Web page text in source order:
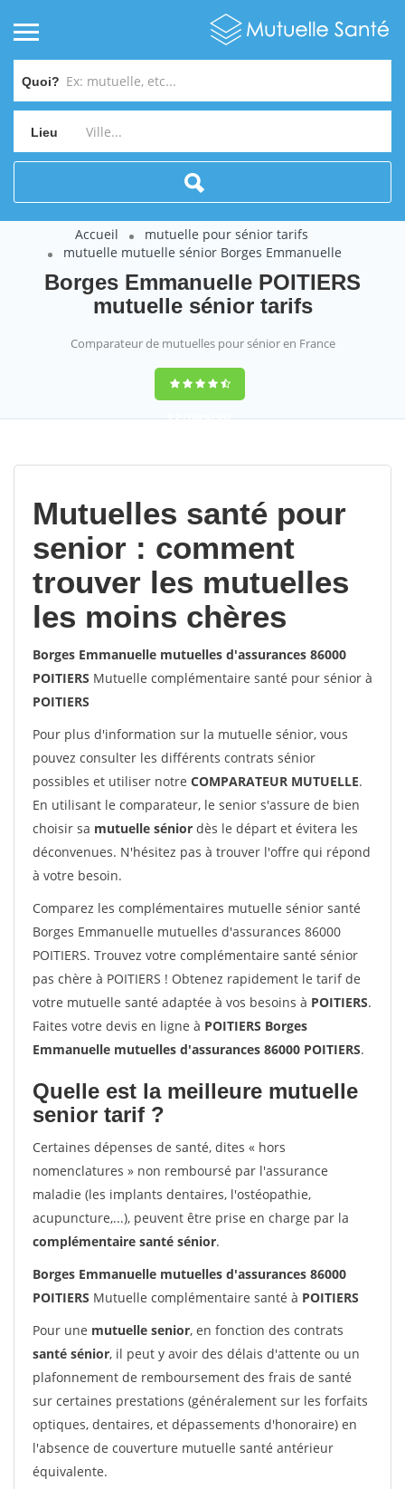
Quoi?
Lieu
Accueil
mutuelle pour sénior tarifs
mutuelle mutuelle sénior Borges Emmanuelle
Borges Emmanuelle POITIERS
mutuelle sénior tarifs
Comparateur de mutuelles pour sénior en France
9,2(100%)452
Mutuelles santé pour
senior : comment
trouver les mutuelles
les moins chères
Borges Emmanuelle mutuelles d'assurances 86000
POITIERS Mutuelle complémentaire santé pour sénior à
POITIERS
Pour plus d'information sur la mutuelle sénior, vous
pouvez consulter les différents contrats sénior
possibles et utiliser notre COMPARATEUR MUTUELLE.
En utilisant le comparateur, le senior s'assure de bien
choisir sa mutuelle sénior dès le départ et évitera les
déconvenues. N'hésitez pas à trouver l'offre qui répond
à votre besoin.
Comparez les complémentaires mutuelle sénior santé
Borges Emmanuelle mutuelles d'assurances 86000
POITIERS. Trouvez votre complémentaire santé sénior
pas chère à POITIERS ! Obtenez rapidement le tarif de
votre mutuelle santé adaptée à vos besoins à POITIERS.
Faites votre devis en ligne à POITIERS Borges
Emmanuelle mutuelles d'assurances 86000 POITIERS.
Quelle est la meilleure mutuelle
senior tarif ?
Certaines dépenses de santé, dites « hors
nomenclatures » non remboursé par l'assurance
maladie (les implants dentaires, l'ostéopathie,
acupuncture,...), peuvent être prise en charge par la
complémentaire santé sénior.
Borges Emmanuelle mutuelles d'assurances 86000
POITIERS Mutuelle complémentaire santé à POITIERS
Pour une mutuelle senior, en fonction des contrats
santé sénior, il peut y avoir des délais d'attente ou un
plafonnement de remboursement des frais de santé
sur certaines prestations (généralement sur les forfaits
optiques, dentaires, et dépassements d'honoraire) en
l'absence de couverture mutuelle santé antérieur
équivalente.